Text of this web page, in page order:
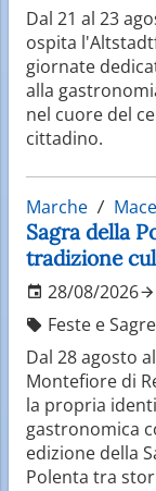
Dal 21 al 23
ospita
giornate
alla
nel cuore del
cittadino.
Marche
Sagra della
tradizione
28/08/2026
Feste e Sagre
Dal 28 agosto
Montefiore di
la propria
gastronomica
edizione della
Polenta tra